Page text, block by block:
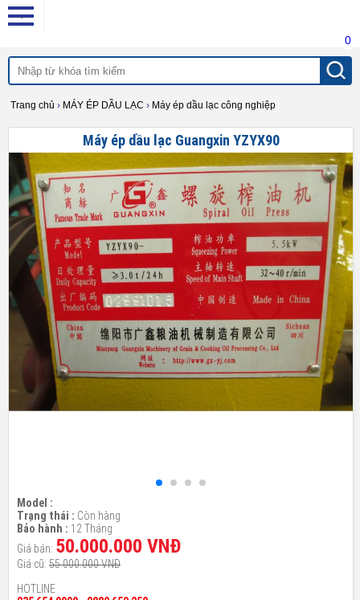
0
Trang chủ › MÁY ÉP DẦU LẠC › Máy ép dầu lạc công nghiệp
Máy ép dầu lạc Guangxin YZYX90
Model :
Trạng thái : Còn hàng
Bảo hành : 12 Tháng
Giá bán: 50.000.000 VNĐ
Giá cũ: 55.000.000 VNĐ
HOTLINE